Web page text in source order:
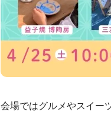
会場ではグルメやスイー